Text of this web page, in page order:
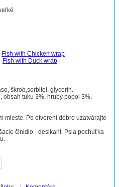
Fish with Chicken wrap
Fish with Duck wrap
škrob,sorbitol, glycerín.
obsah tuku 3%, hrubý popol 3%,
mieste. Po otvorení dobre uzatvárajte
činidlo - desikant. Psia pochúťka